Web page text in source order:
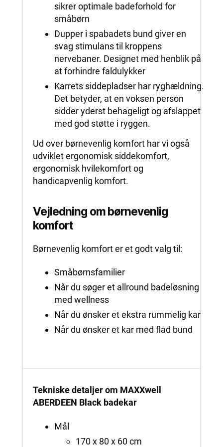
sikrer optimale badeforhold for
småbørn
Dupper i spabadets bund giver en
svag stimulans til kroppens
nervebaner. Designet med henblik på
at forhindre faldulykker
Karrets siddepladser har ryghældning.
Det betyder, at en voksen person
sidder yderst behageligt og afslappet
med god støtte i ryggen.
Ud over børnevenlig komfort har vi også
udviklet ergonomisk siddekomfort,
ergonomisk hvilekomfort og
handicapvenlig komfort.
Vejledning om børnevenlig
komfort
Børnevenlig komfort er et godt valg til:
Småbørnsfamilier
Når du søger et allround badeløsning
med wellness
Når du ønsker et ekstra rummelig kar
Når du ønsker et kar med flad bund
Tekniske detaljer om MAXXwell
ABERDEEN Black badekar
Mål
170 x 80 x 60 cm